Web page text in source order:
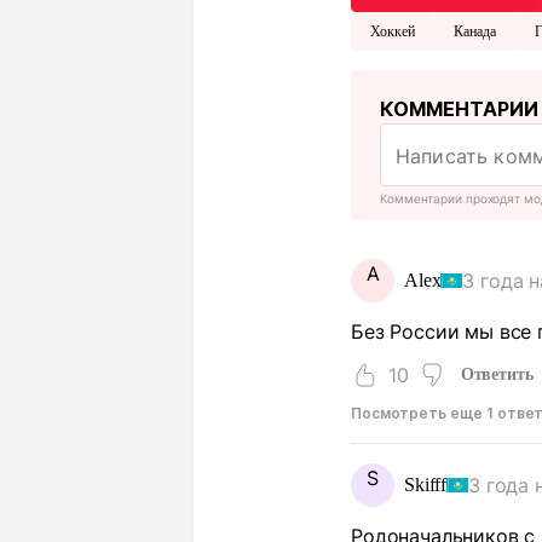
Хоккей Канада
КОММЕНТАРИИ
Комментарии проходят
A Alex 3 года
Без России мы все
10
Ответить
Посмотреть еще 1
S Skifff 3 года
Родоначальников